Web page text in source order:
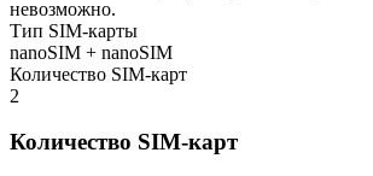
невозможно.
Тип SIM-карты
nanoSIM + nanoSIM
Количество SIM-карт
2
Количество SIM-карт